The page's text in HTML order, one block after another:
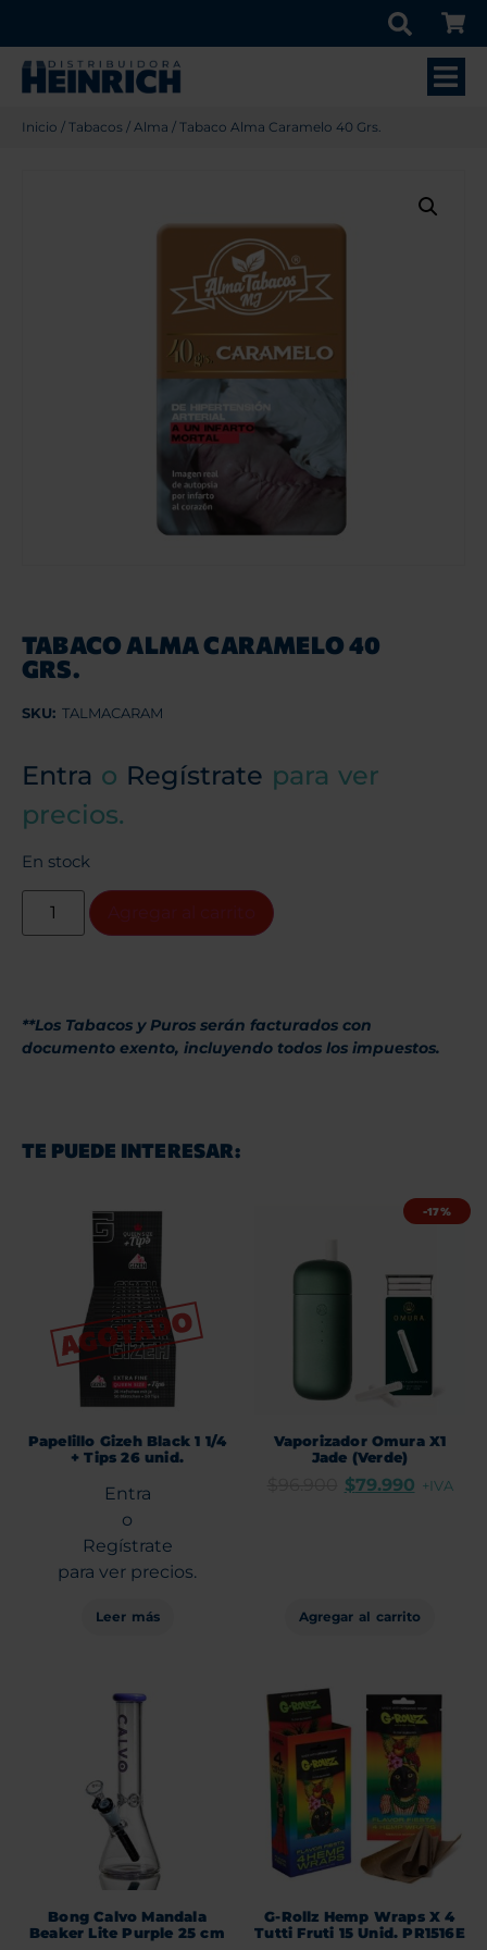
Inicio / Tabacos / Alma / Tabaco Alma Caramelo 40 Grs.
TABACO ALMA CARAMELO 40
GRS.
SKU: TALMACARAM
Entra o Regístrate para ver
precios.
En stock
**Los Tabacos y Puros serán facturados con
documento exento, incluyendo todos los impuestos.
TE PUEDE INTERESAR:
Papelillo Gizeh Black 1 1/4
+ Tips 26 unid.
Entra
o
Regístrate
para ver precios.
Leer más
-17%
Vaporizador Omura X1
Jade (Verde)
$79.990 +IVA
Agregar al carrito
Bong Calvo Mandala
Beaker Lite Purple 25 cm
G-Rollz Hemp Wraps X 4
Tutti Fruti 15 Unid. PR1516E